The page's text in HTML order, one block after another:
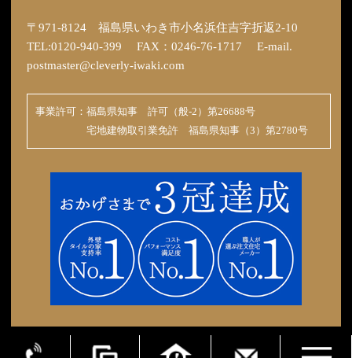
〒971-8124 福島県いわき市小名浜住吉字折返2-10
TEL:0120-940-399 FAX：0246-76-1717 E-mail.
postmaster@cleverly-iwaki.com
事業許可：福島県知事 許可（般-2）第26688号
宅地建物取引業免許 福島県知事（3）第2780号